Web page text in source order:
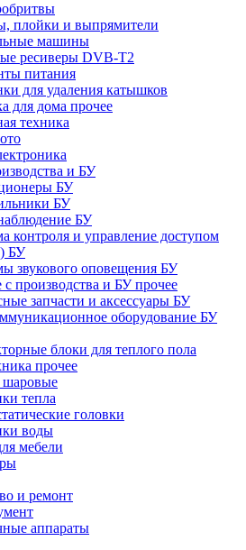
плойки и выпрямители
машины
ресиверы DVB-T2
питания
для удаления катышков
для дома прочее
техника
и БУ
БУ
БУ
БУ
контроля и управление доступом
БУ
звукового оповещения БУ
с производства и БУ прочее
запчасти и аксессуары БУ
оборудование БУ
блоки для теплого пола
прочее
тепла
головки
воды
мебели
и ремонт
аппараты